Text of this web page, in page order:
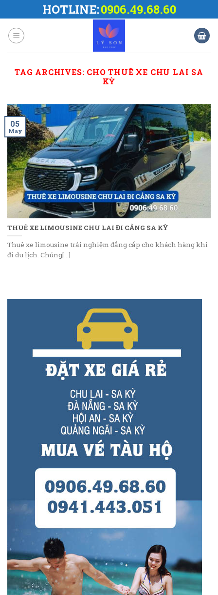
to
content
HOTLINE:0906.49.68.60
TAG ARCHIVES: CHO THUÊ XE CHU LAI SA
KỲ
THUÊ XE LIMOUSINE CHU LAI ĐI CẢNG SA KỲ
Thuê xe limousine trải nghiệm đẳng cấp cho khách hàng khi
đi du lịch. Chúng[...]
05
May